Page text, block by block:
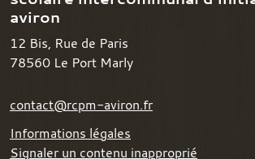
aviron
12 Bis, Rue de Paris
78560 Le Port Marly
contact@rcpm-aviron.fr
Informations légales
Signaler un contenu inapproprié